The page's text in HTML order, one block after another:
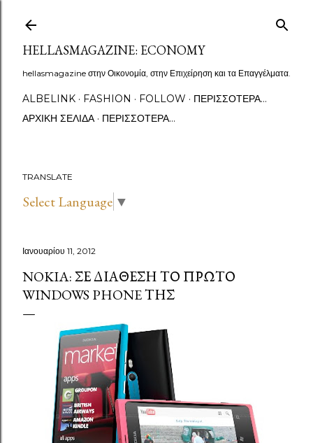
HELLASMAGAZINE: ECONOMY
hellasmagazine στην Οικονομία, στην Επιχείρηση και τα Επαγγέλματα.
ALBELINK FASHION FOLLOW
ΠΕΡΙΣΣΌΤΕΡΑ…
ΑΡΧΙΚΉ ΣΕΛΊΔΑ
ΠΕΡΙΣΣΌΤΕΡΑ…
TRANSLATE
Select Language ▼
Ιανουαρίου 11, 2012
NOKIA: ΣΕ ΔΙΆΘΕΣΗ ΤΟ ΠΡΏΤΟ
WINDOWS PHONE ΤΗΣ